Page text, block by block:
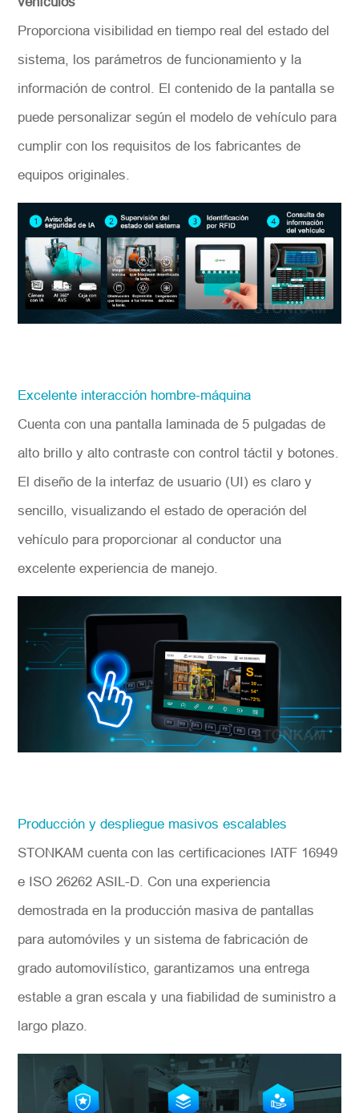
Proporciona visibilidad en tiempo real del estado del
sistema, los parámetros de funcionamiento y la
información de control. El contenido de la pantalla se
puede personalizar según el modelo de vehículo para
cumplir con los requisitos de los fabricantes de
equipos originales.
Excelente interacción hombre-máquina
Cuenta con una pantalla laminada de 5 pulgadas de
alto brillo y alto contraste con control táctil y botones.
El diseño de la interfaz de usuario (UI) es claro y
sencillo, visualizando el estado de operación del
vehículo para proporcionar al conductor una
excelente experiencia de manejo.
Producción y despliegue masivos escalables
STONKAM cuenta con las certificaciones IATF 16949
e ISO 26262 ASIL-D. Con una experiencia
demostrada en la producción masiva de pantallas
para automóviles y un sistema de fabricación de
grado automovilístico, garantizamos una entrega
estable a gran escala y una fiabilidad de suministro a
largo plazo.